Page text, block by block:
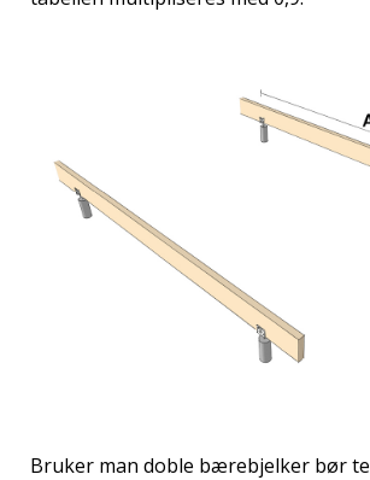
Bruker man doble bærebjelker bør